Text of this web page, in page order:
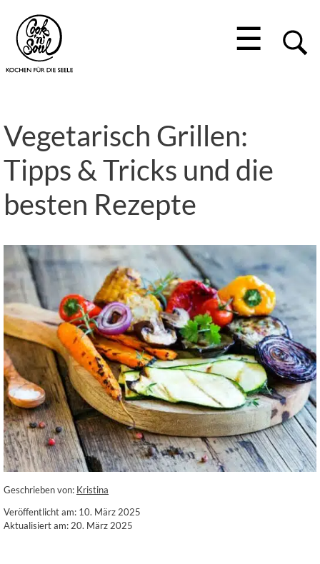
☰
Vegetarisch Grillen:
Tipps & Tricks und die
besten Rezepte
Geschrieben von: Kristina
Veröffentlicht am: 10. März 2025
Aktualisiert am: 20. März 2025